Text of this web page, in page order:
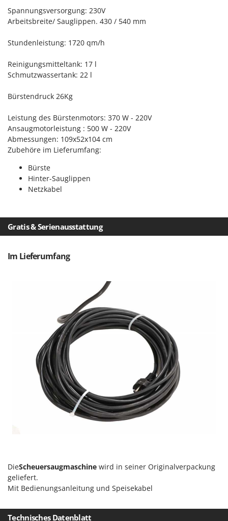
O
Officine Savioli
Oliviero
Olix
Omas
Ooni
Oriental Koshin
Outdoorchef
P
Palumbo Pavi
Partisani
Philips
Pramac
Prismafood
Redback
Resto Italia
Ribimex
Ripartrak
Ritter
River Systems
Royal Food
Ryobi
S
S.T.P.
Spannungsversorgung: 230V
Arbeitsbreite/ Sauglippen. 430 / 540 mm
Stundenleistung: 1720 qm/h
Reinigungsmitteltank: 17 l
Schmutzwassertank: 22 l
Bürstendruck 26Kg
Leistung des Bürstenmotors: 370 W - 220V
Ansaugmotorleistung : 500 W - 220V
Abmessungen: 109x52x104 cm
Zubehöre im Lieferumfang:
Bürste
Hinter-Sauglippen
Netzkabel
Gratis & Serienausstattung
Im Lieferumfang
DieScheuersaugmaschine wird in seiner Originalverpackung
geliefert.
Mit Bedienungsanleitung und Speisekabel
Technisches Datenblatt